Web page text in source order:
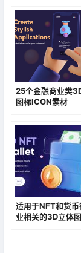
25个金融商业类
图标ICON素材
适用于NFT和货币
业相关的3D立体图